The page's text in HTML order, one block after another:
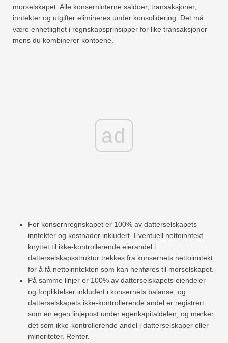
morselskapet. Alle konserninterne saldoer, transaksjoner,
inntekter og utgifter elimineres under konsolidering. Det må
være enhetlighet i regnskapsprinsipper for like transaksjoner
mens du kombinerer kontoene.
ad
For konsernregnskapet er 100% av datterselskapets
inntekter og kostnader inkludert. Eventuell nettoinntekt
knyttet til ikke-kontrollerende eierandel i
datterselskapsstruktur trekkes fra konsernets nettoinntekt
for å få nettoinntekten som kan henføres til morselskapet.
På samme linjer er 100% av datterselskapets eiendeler
og forpliktelser inkludert i konsernets balanse, og
datterselskapets ikke-kontrollerende andel er registrert
som en egen linjepost under egenkapitaldelen, og merker
det som ikke-kontrollerende andel i datterselskaper eller
minoriteter. Renter.